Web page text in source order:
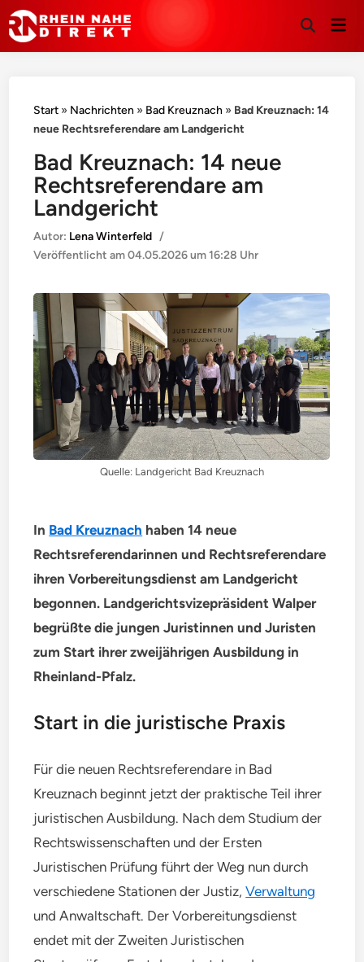
Suche
Start » Nachrichten » Bad Kreuznach » Bad Kreuznach: 14
neue Rechtsreferendare am Landgericht
Bad Kreuznach: 14 neue
Rechtsreferendare am
Landgericht
Autor: Lena Winterfeld /
Veröffentlicht am04.05.2026 um 16:28 Uhr
Quelle: Landgericht Bad Kreuznach
In Bad Kreuznach haben 14 neue
Rechtsreferendarinnen und Rechtsreferendare
ihren Vorbereitungsdienst am Landgericht
begonnen. Landgerichtsvizepräsident Walper
begrüßte die jungen Juristinnen und Juristen
zum Start ihrer zweijährigen Ausbildung in
Rheinland-Pfalz.
Start in die juristische Praxis
Für die neuen Rechtsreferendare in Bad
Kreuznach beginnt jetzt der praktische Teil ihrer
juristischen Ausbildung. Nach dem Studium der
Rechtswissenschaften und der Ersten
Juristischen Prüfung führt der Weg nun durch
verschiedene Stationen der Justiz,Verwaltung
und Anwaltschaft. Der Vorbereitungsdienst
endet mit der Zweiten Juristischen